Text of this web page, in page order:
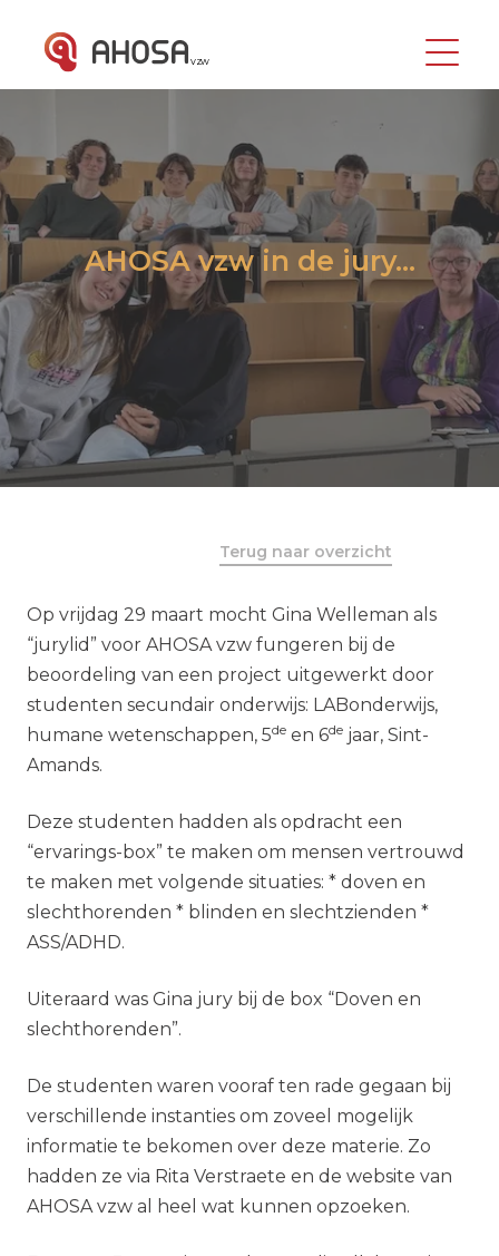
vzw
AHOSA vzw in de jury…
Terug naar overzicht
Op vrijdag 29 maart mocht Gina Welleman als
“jurylid” voor AHOSA vzw fungeren bij de
beoordeling van een project uitgewerkt door
studenten secundair onderwijs: LABonderwijs,
humane wetenschappen, 5de en 6de jaar, Sint-
Amands.
Deze studenten hadden als opdracht een
“ervarings-box” te maken om mensen vertrouwd
te maken met volgende situaties: * doven en
slechthorenden * blinden en slechtzienden *
ASS/ADHD.
Uiteraard was Gina jury bij de box “Doven en
slechthorenden”.
De studenten waren vooraf ten rade gegaan bij
verschillende instanties om zoveel mogelijk
informatie te bekomen over deze materie. Zo
hadden ze via Rita Verstraete en de website van
AHOSA vzw al heel wat kunnen opzoeken.